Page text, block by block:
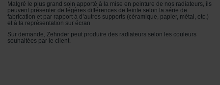
Malgré le plus grand soin apporté à la mise en peinture de nos radiateurs, ils
peuvent présenter de légères différences de teinte selon la série de
fabrication et par rapport à d’autres supports (céramique, papier, métal, etc.)
et à la représentation sur écran
Sur demande, Zehnder peut produire des radiateurs selon les couleurs
souhaitées par le client.